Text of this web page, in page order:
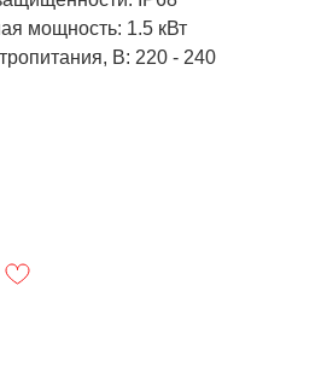
мощность: 1.5 кВт
В: 220 - 240